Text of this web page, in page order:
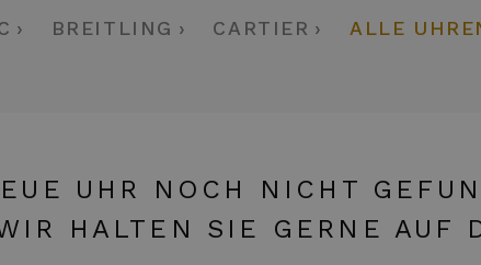
BREITLING CARTIER ALLE
UHR NOCH NICHT
HALTEN SIE GERNE AUF